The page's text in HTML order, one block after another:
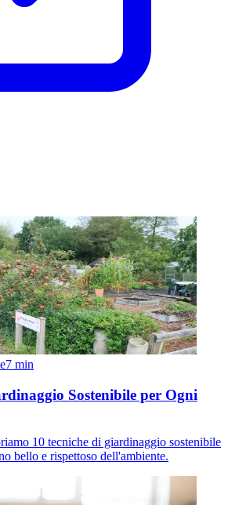
7 min
Sostenibile per Ogni
10 tecniche di giardinaggio sostenibile
bello e rispettoso dell'ambiente.